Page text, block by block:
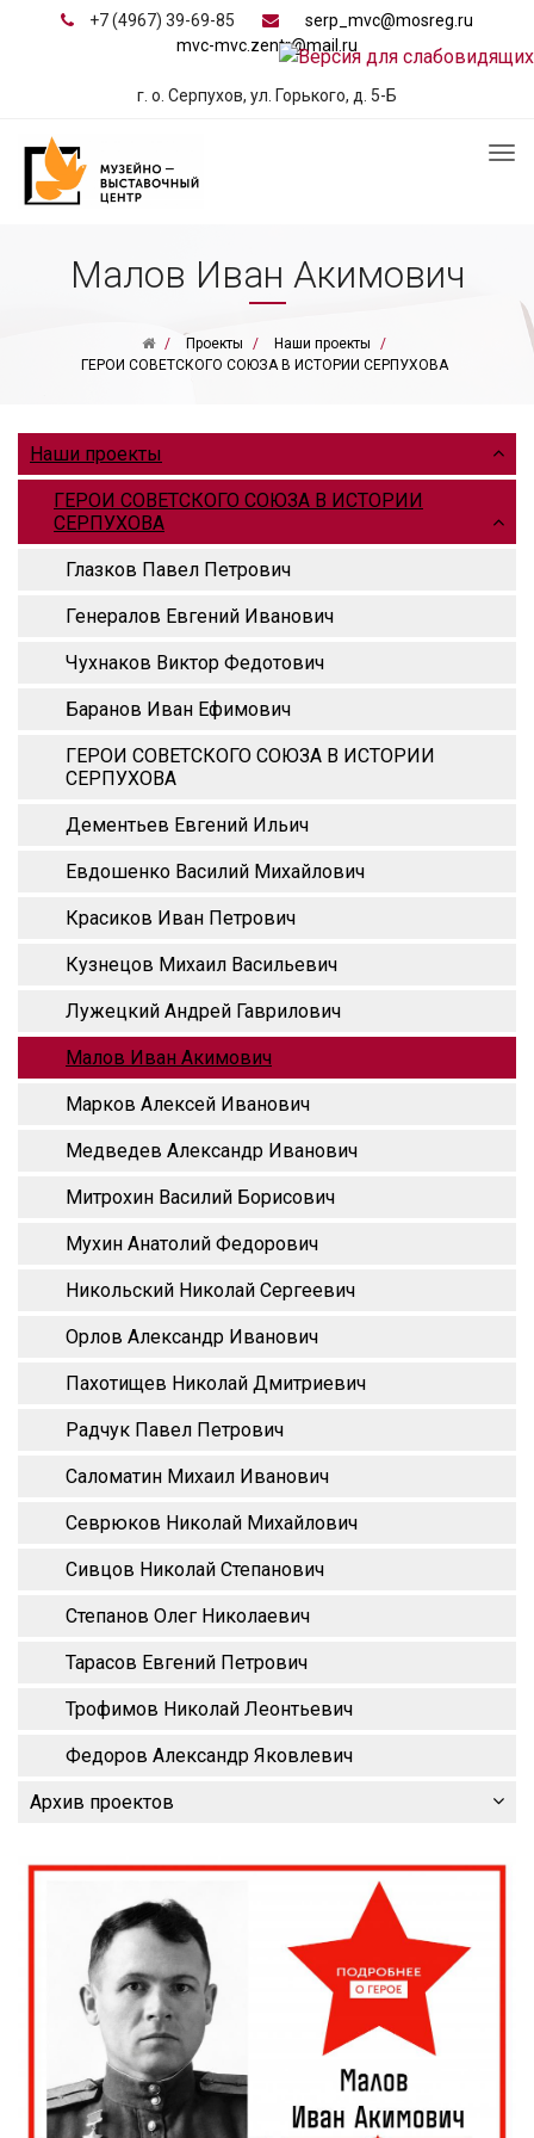
+7 (4967) 39-69-85
serp_mvc@mosreg.ru
mvc-mvc.zentr@mail.ru
г. о. Серпухов, ул. Горького, д. 5-Б
Малов Иван Акимович
Проекты
Наши проекты
ГЕРОИ СОВЕТСКОГО СОЮЗА В ИСТОРИИ СЕРПУХОВА
Наши проекты
ГЕРОИ СОВЕТСКОГО СОЮЗА В ИСТОРИИ
СЕРПУХОВА
Глазков Павел Петрович
Генералов Евгений Иванович
Чухнаков Виктор Федотович
Баранов Иван Ефимович
ГЕРОИ СОВЕТСКОГО СОЮЗА В ИСТОРИИ
СЕРПУХОВА
Дементьев Евгений Ильич
Евдошенко Василий Михайлович
Красиков Иван Петрович
Кузнецов Михаил Васильевич
Лужецкий Андрей Гаврилович
Малов Иван Акимович
Марков Алексей Иванович
Медведев Александр Иванович
Митрохин Василий Борисович
Мухин Анатолий Федорович
Никольский Николай Сергеевич
Орлов Александр Иванович
Пахотищев Николай Дмитриевич
Радчук Павел Петрович
Саломатин Михаил Иванович
Севрюков Николай Михайлович
Сивцов Николай Степанович
Степанов Олег Николаевич
Тарасов Евгений Петрович
Трофимов Николай Леонтьевич
Федоров Александр Яковлевич
Архив проектов